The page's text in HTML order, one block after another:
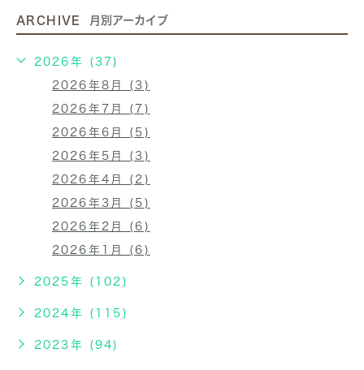
ARCHIVE 月別アーカイブ
2026年 (37)
2026年8月 (3)
2026年7月 (7)
2026年6月 (5)
2026年5月 (3)
2026年4月 (2)
2026年3月 (5)
2026年2月 (6)
2026年1月 (6)
2025年 (102)
2024年 (115)
2023年 (94)